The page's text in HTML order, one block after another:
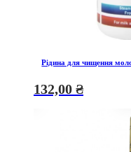
Рідина для чищення
132,00 ₴